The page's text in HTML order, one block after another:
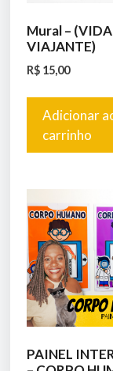
Mural –
VIAJANTE)
R$ 15,00
Adicionar
carrinho
PAINEL